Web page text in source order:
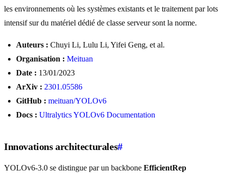
les environnements où les systèmes existants et le traitement par lots
intensif sur du matériel dédié de classe serveur sont la norme.
Auteurs : Chuyi Li, Lulu Li, Yifei Geng, et al.
Organisation : Meituan
Date : 13/01/2023
ArXiv : 2301.05586
GitHub : meituan/YOLOv6
Docs : Ultralytics YOLOv6 Documentation
Innovations architecturales#
YOLOv6-3.0 se distingue par un backbone EfficientRep